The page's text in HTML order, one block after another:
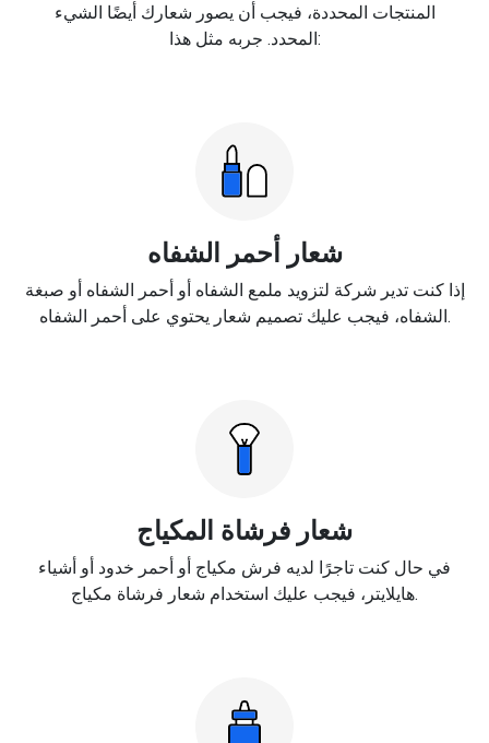
المنتجات المحددة، فيجب أن يصور شعارك أيضًا الشيء
المحدد. جربه مثل هذا:
شعار أحمر الشفاه
إذا كنت تدير شركة لتزويد ملمع الشفاه أو أحمر الشفاه أو صبغة
الشفاه، فيجب عليك تصميم شعار يحتوي على أحمر الشفاه.
شعار فرشاة المكياج
في حال كنت تاجرًا لديه فرش مكياج أو أحمر خدود أو أشياء
هايلايتر، فيجب عليك استخدام شعار فرشاة مكياج.